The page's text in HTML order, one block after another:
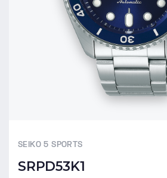
SEIKO 5 SPORTS
SRPD53K1